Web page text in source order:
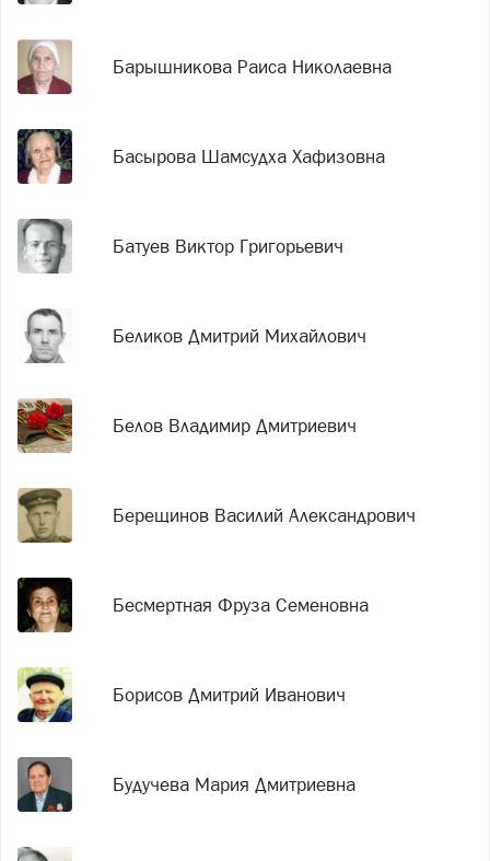
Барышникова Раиса Николаевна
Басырова Шамсудха Хафизовна
Батуев Виктор Григорьевич
Беликов Дмитрий Михайлович
Белов Владимир Дмитриевич
Берещинов Василий Александрович
Бесмертная Фруза Семеновна
Борисов Дмитрий Иванович
Будучева Мария Дмитриевна